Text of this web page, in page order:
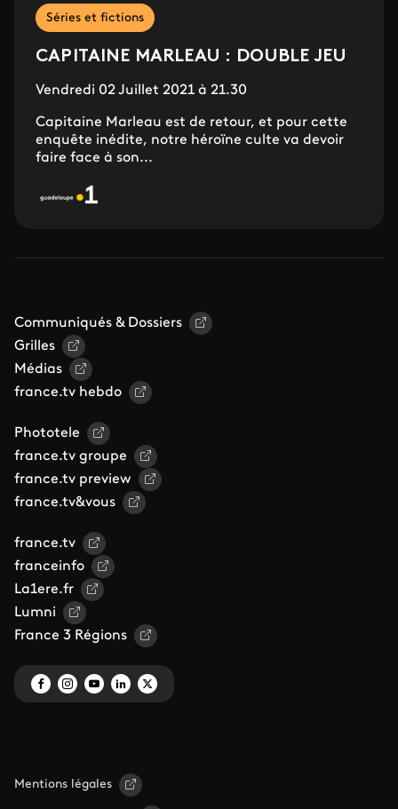
Séries et fictions
CAPITAINE MARLEAU : DOUBLE JEU
Vendredi 02 Juillet 2021 à 21.30
Capitaine Marleau est de retour, et pour cette
enquête inédite, notre héroïne culte va devoir
faire face à son...
Communiqués & Dossiers
Grilles
Médias
france.tv hebdo
Phototele
france.tv groupe
france.tv preview
france.tv&vous
france.tv
franceinfo
La1ere.fr
Lumni
France 3 Régions
Mentions légales